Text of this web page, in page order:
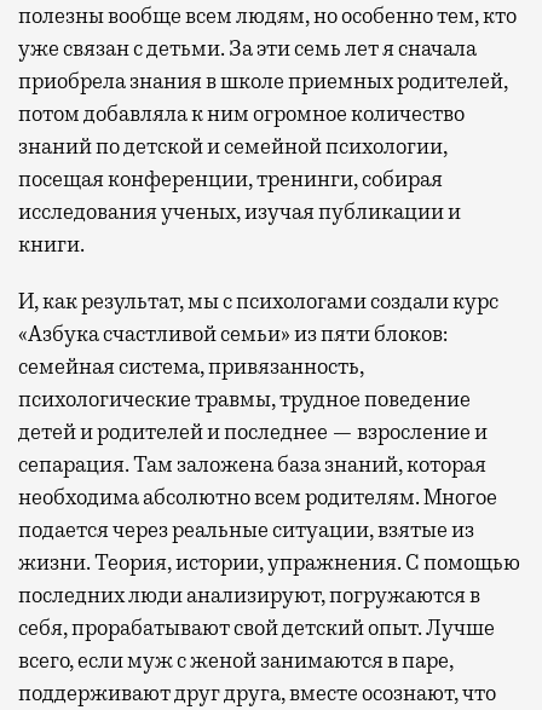
полезны вообще всем людям, но особенно тем, кто
уже связан с детьми. За эти семь лет я сначала
приобрела знания в школе приемных родителей,
потом добавляла к ним огромное количество
знаний по детской и семейной психологии,
посещая конференции, тренинги, собирая
исследования ученых, изучая публикации и
книги.
И, как результат, мы с психологами создали курс
«Азбука счастливой семьи» из пяти блоков:
семейная система, привязанность,
психологические травмы, трудное поведение
детей и родителей и последнее — взросление и
сепарация. Там заложена база знаний, которая
необходима абсолютно всем родителям. Многое
подается через реальные ситуации, взятые из
жизни. Теория, истории, упражнения. С помощью
последних люди анализируют, погружаются в
себя, прорабатывают свой детский опыт. Лучше
всего, если муж с женой занимаются в паре,
поддерживают друг друга, вместе осознают, что